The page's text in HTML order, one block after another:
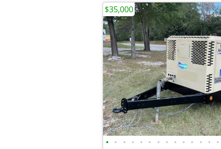
• • • • • • • • • • • • • •
$35,000